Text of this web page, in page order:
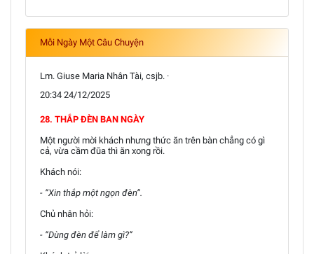
Mỗi Ngày Một Câu Chuyện
Lm. Giuse Maria Nhân Tài, csjb. ·
20:34 24/12/2025
28. THẮP ĐÈN BAN NGÀY
Một người mời khách nhưng thức ăn trên bàn chẳng có gì
cả, vừa cầm đũa thì ăn xong rồi.
Khách nói:
- “Xin thắp một ngọn đèn”.
Chủ nhân hỏi:
- “Dùng đèn để làm gì?”